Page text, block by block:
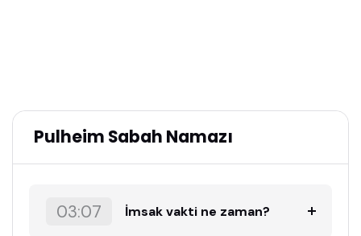
Pulheim Sabah Namazı
03:07 İmsak vakti ne zaman?